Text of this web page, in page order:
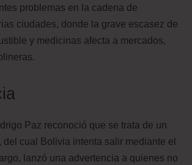
problemas en la cadena de
ciudades, donde la grave escasez de
y medicinas afecta a mercados,
Paz reconoció que se trata de un
del cual Bolivia intenta salir mediante el
lanzó una advertencia a quienes no